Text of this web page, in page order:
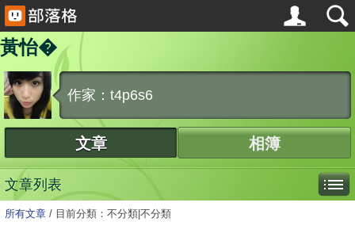
黃怡�
作家：t4p6s6
文章 相簿
文章列表
所有文章 / 目前分類：不分類|不分類